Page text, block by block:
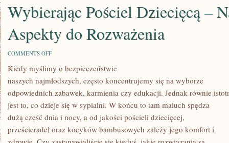
Wybierając Pościel Dziecięcą –
Aspekty do Rozważenia
COMMENTS OFFON
POŚCIEL
DZIECIĘCĄ
–
NAJWAŻNIEJSZE
DO
ROZWAŻENIA
Kiedy myślimy o bezpieczeństwie
naszych najmłodszych, często koncentrujemy się na wyborze
odpowiednich zabawek, karmienia czy edukacji. Jednak równie
jest to, co dzieje się w sypialni. W końcu to tam maluch spędza
dużą część dnia i nocy, a od jakości pościeli dziecięcej,
prześcieradeł oraz kocyków bambusowych zależy jego komfort i